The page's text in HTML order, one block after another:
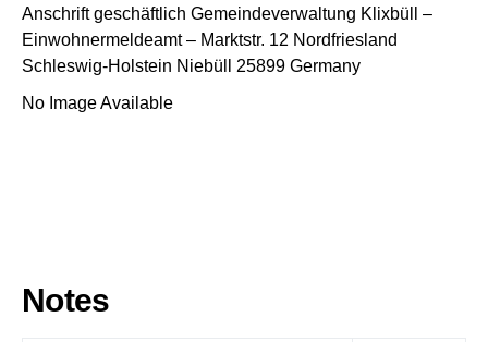
Anschrift geschäftlich Gemeindeverwaltung Klixbüll
–
Einwohnermeldeamt – Marktstr. 12 Nordfriesland
Schleswig-Holstein Niebüll 25899 Germany
No Image Available
Notes